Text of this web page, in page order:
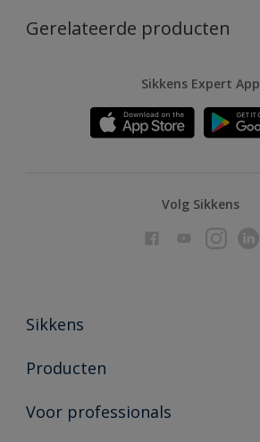
Gerelateerde producten
Sikkens Expert App
Volg Sikkens
Sikkens
Over Sikkens
Duurzaamheid
Producten
Producten voor binnen
Voor professionals